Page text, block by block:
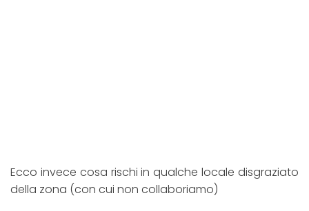
Ecco invece cosa rischi in qualche locale disgraziato
della zona (con cui non collaboriamo)